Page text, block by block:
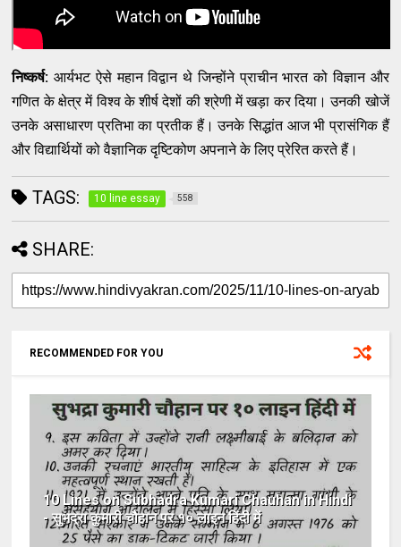
निष्कर्ष: आर्यभट ऐसे महान विद्वान थे जिन्होंने प्राचीन भारत को विज्ञान और
गणित के क्षेत्र में विश्व के शीर्ष देशों की श्रेणी में खड़ा कर दिया। उनकी खोजें
उनके असाधारण प्रतिभा का प्रतीक हैं। उनके सिद्धांत आज भी प्रासंगिक हैं
और विद्यार्थियों को वैज्ञानिक दृष्टिकोण अपनाने के लिए प्रेरित करते हैं।
TAGS: 10 line essay 558
SHARE:
RECOMMENDED FOR YOU
10 Lines on Subhadra Kumari Chauhan in Hindi
- सुभद्रा कुमारी चौहान पर १० लाइन हिंदी में